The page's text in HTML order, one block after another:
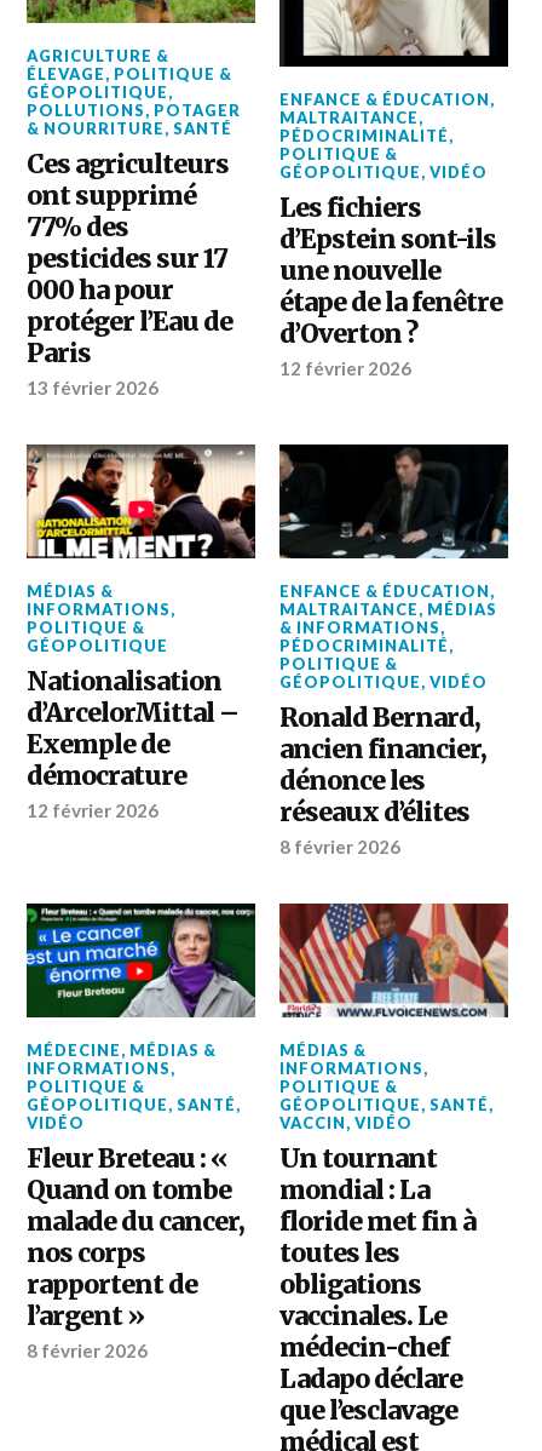
AGRICULTURE &
ÉLEVAGE, POLITIQUE &
GÉOPOLITIQUE,
POLLUTIONS, POTAGER
& NOURRITURE,SANTÉ
Ces agriculteurs
ont supprimé
77% des
pesticides sur 17
000 ha pour
protéger l’Eau de
Paris
13 février 2026
ENFANCE & ÉDUCATION,
MALTRAITANCE,
PÉDOCRIMINALITÉ,
POLITIQUE &
GÉOPOLITIQUE,VIDÉO
Les fichiers
d’Epstein sont-ils
une nouvelle
étape de la fenêtre
d’Overton ?
12 février 2026
MÉDIAS &
INFORMATIONS,
POLITIQUE &
GÉOPOLITIQUE
Nationalisation
d’ArcelorMittal –
Exemple de
démocrature
12 février 2026
ENFANCE & ÉDUCATION,
MALTRAITANCE, MÉDIAS
& INFORMATIONS,
PÉDOCRIMINALITÉ,
POLITIQUE &
GÉOPOLITIQUE,VIDÉO
Ronald Bernard,
ancien financier,
dénonce les
réseaux d’élites
8 février 2026
MÉDECINE, MÉDIAS &
INFORMATIONS,
POLITIQUE &
GÉOPOLITIQUE,SANTÉ,
VIDÉO
Fleur Breteau : «
Quand on tombe
malade du cancer,
nos corps
rapportent de
l’argent »
8 février 2026
MÉDIAS &
INFORMATIONS,
POLITIQUE &
GÉOPOLITIQUE,SANTÉ,
VACCIN,VIDÉO
Un tournant
mondial : La
floride met fin à
toutes les
obligations
vaccinales. Le
médecin-chef
Ladapo déclare
que l’esclavage
médical est